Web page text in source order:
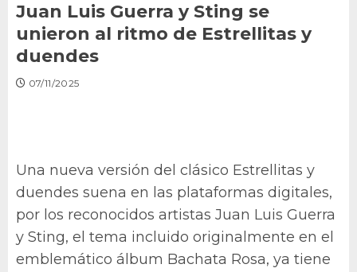
Juan Luis Guerra y Sting se
unieron al ritmo de Estrellitas y
duendes
07/11/2025
Una nueva versión del clásico Estrellitas y
duendes suena en las plataformas digitales,
por los reconocidos artistas Juan Luis Guerra
y Sting, el tema incluido originalmente en el
emblemático álbum Bachata Rosa, ya tiene